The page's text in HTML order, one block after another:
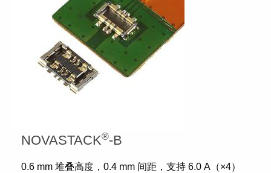
NOVASTACK®-B
0.6 mm 堆叠高度，0.4 mm 间距，支持 6.0 A（×4）